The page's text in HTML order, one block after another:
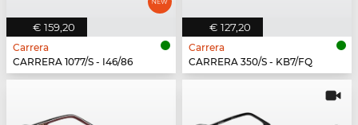
€ 159,20
Carrera
CARRERA 1077/S - I46/86
€ 127,20
Carrera
CARRERA 350/S - KB7/FQ